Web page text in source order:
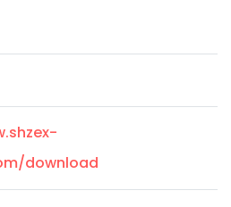
download